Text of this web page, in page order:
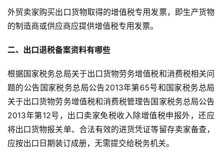
跨
境
科
社
媒
营
销
跨
外贸卖家购买出口货物取得的增值税专用发票，即生产货物
的制造商或供应商应提供增值税专用发票。
二、出口退税备案资料有哪些
根据国家税务总局关于出口货物劳务增值税和消费税相关问
题的公告国家税务总局公告2013年第65号和国家税务总局
关于出口货物劳务增值税和消费税管理告国家税务总局公告
2013年第12号，出口卖家免税收入除增值税申报外，还应
将出口货物报关单、合法有效的进货凭证等留存卖家备查，
应按出口日期装订成册，无需提交给税务机关。